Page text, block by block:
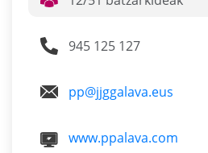
945 125 127
pp@jjggalava.eus
www.ppalava.com